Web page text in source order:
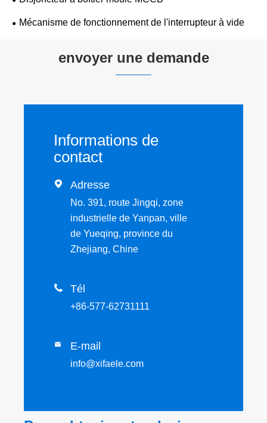
Mécanisme de fonctionnement de l'interrupteur à vide
envoyer une demande
Informations de
contact
 Adresse
No. 391, route Jingqi, zone
industrielle de Yanpan, ville
de Yueqing, province du
Zhejiang, Chine
 Tél
+86-577-62731111
 E-mail
info@xifaele.com